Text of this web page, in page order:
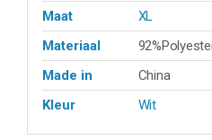
Maat
XL
Materiaal
Made in
China
Kleur
Wit